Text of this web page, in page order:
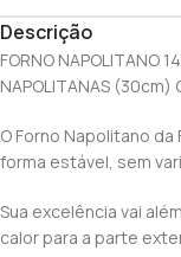
Descrição
FORNO NAPOLITANO
NAPOLITANAS (30cm)
O Forno Napolitano
forma estável, sem
Sua excelência vai
calor para a parte